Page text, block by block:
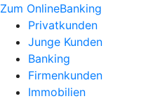
Zum OnlineBanking
Privatkunden
Junge Kunden
Banking
Firmenkunden
Immobilien